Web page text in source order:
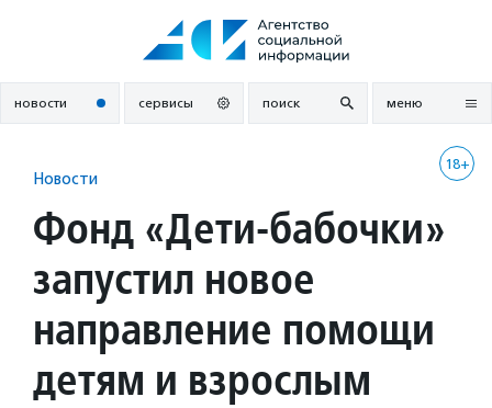
новости сервисы поиск меню
18+
Новости
Фонд «Дети-бабочки»
запустил новое
направление помощи
детям и взрослым